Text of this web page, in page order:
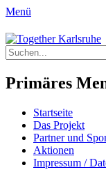
Menü
Together
Integration
Suche
nach:
Primäres
Springe
zum
Inhalt
Startseite
Das Projekt
Partner und
Aktionen
Impressum /